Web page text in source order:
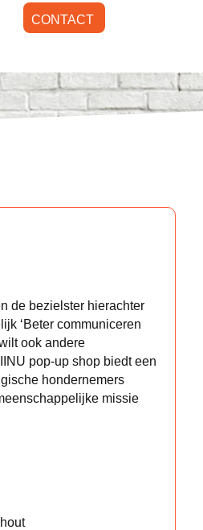
CONTACT
de bezielster hierachter
‘Beter communiceren
ook andere
pop-up shop biedt een
hondernemers
missie